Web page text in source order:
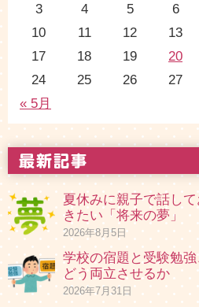
« 5月
3
4 5 6
10
11 12 13
17
18 19 20
24
25 26 27
夏休みに親子で話して
きたい「将来の夢」
2026年8月5日
学校の宿題と受験勉強
どう両立させるか
2026年7月31日